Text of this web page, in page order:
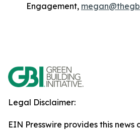
Engagement,
Legal Disclaimer:
EIN Presswire provides this news